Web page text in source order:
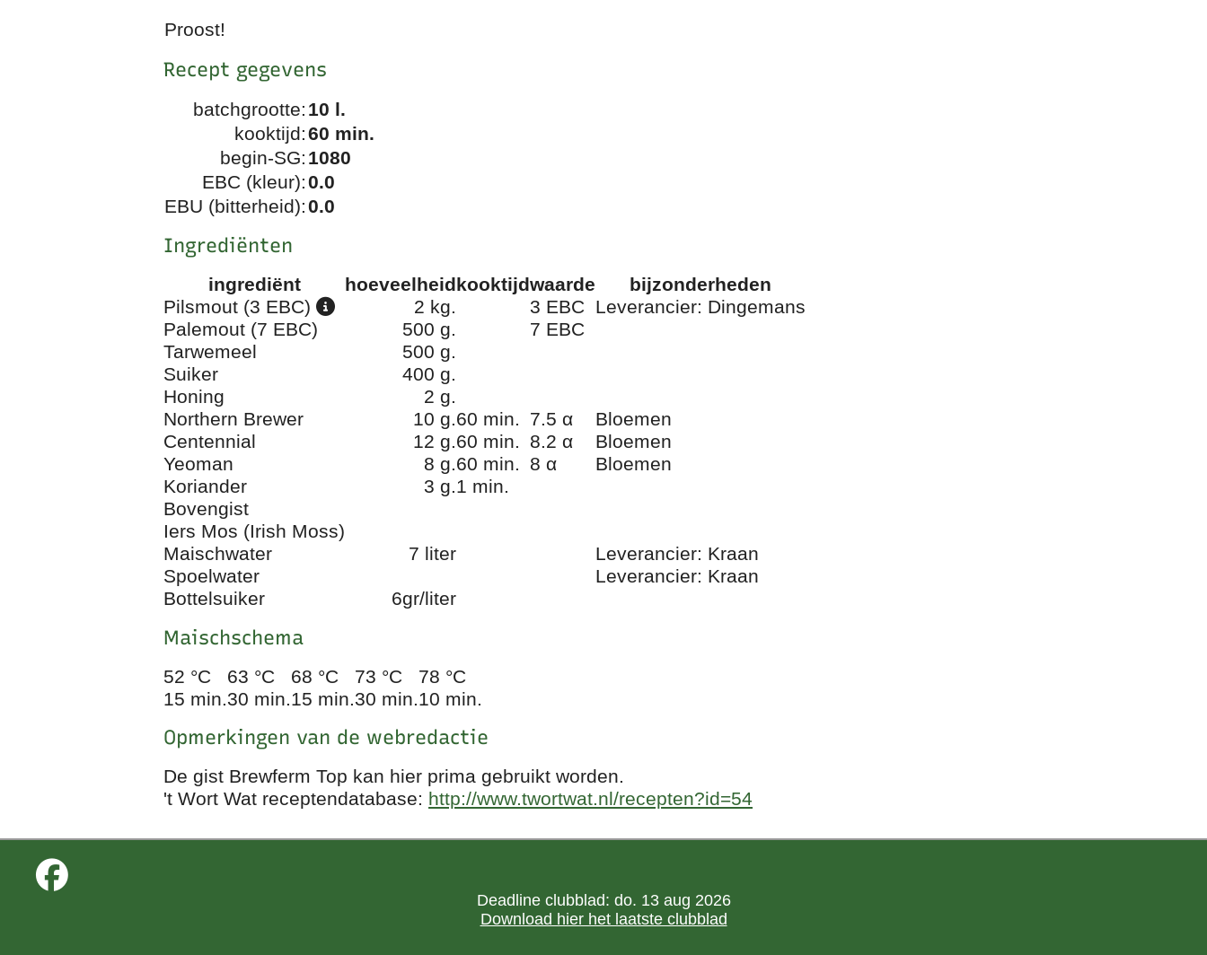
Proost!
Recept gegevens
batchgrootte: 10 l.
kooktijd:60 min.
begin-SG: 1080
EBC (kleur):0.0
EBU (bitterheid):0.0
Ingrediënten
ingrediënt hoeveelheidkooktijdwaarde
bijzonderheden
Pilsmout (3 EBC)
2 kg. 3 EBC
Leverancier: Dingemans
Palemout (7 EBC)
500 g.
7 EBC
Tarwemeel
500 g.
Suiker
400 g.
Honing
2 g.
Northern Brewer
10 g.60 min. 7.5 α
Bloemen
Centennial
12 g.60 min. 8.2 α
Bloemen
Yeoman
8 g.60 min. 8 α
Bloemen
Koriander
3 g.1 min.
Bovengist
Iers Mos (Irish Moss)
Maischwater
7 liter
Leverancier: Kraan
Spoelwater
Leverancier: Kraan
Bottelsuiker
6gr/liter
Maischschema
52 °C 63 °C 68 °C 73 °C
78 °C
15 min.30 min.15 min.30 min.10 min.
Opmerkingen van de webredactie
De gist Brewferm Top kan hier prima gebruikt worden.
't Wort Wat receptendatabase: http://www.twortwat.nl/recepten?id=54
Deadline clubblad: do. 13 aug 2026
Download hier het laatste clubblad